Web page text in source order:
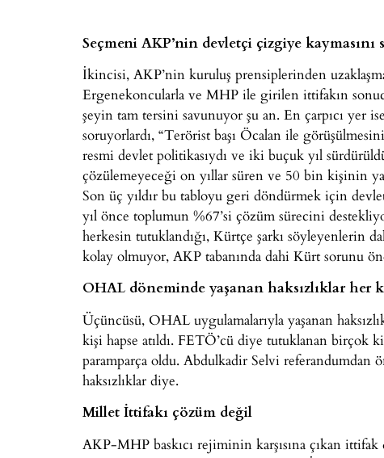
Seçmeni AKP’nin devletçi çizgiye
İkincisi, AKP’nin kuruluş prensiplerinden
Ergenekoncularla ve MHP ile girilen ittifakın
şeyin tam tersini savunuyor şu an. En çarpıcı yer
soruyorlardı, “Terörist başı Öcalan ile
resmi devlet politikasıydı ve iki buçuk yıl
çözülemeyeceği on yıllar süren ve 50 bin kişinin
Son üç yıldır bu tabloyu geri döndürmek için
yıl önce toplumun %67’si çözüm sürecini
herkesin tutuklandığı, Kürtçe şarkı söyleyenlerin
kolay olmuyor, AKP tabanında dahi Kürt sorunu
OHAL döneminde yaşanan haksızlıklar her
Üçüncüsü, OHAL uygulamalarıyla yaşanan
kişi hapse atıldı. FETÖ’cü diye tutuklanan birçok
paramparça oldu. Abdulkadir Selvi
haksızlıklar diye.
Millet İttifakı çözüm değil
AKP-MHP baskıcı rejiminin karşısına çıkan